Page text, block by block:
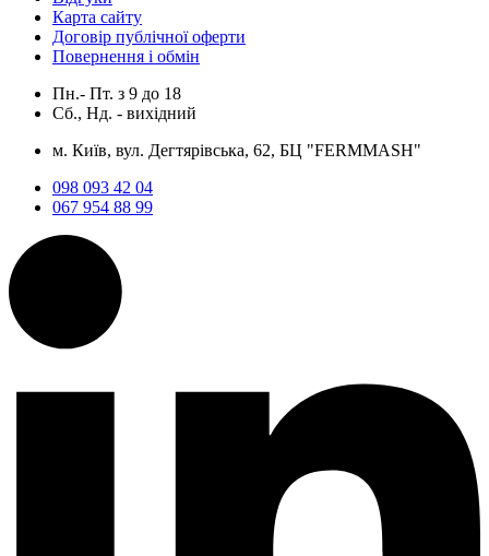
Карта сайту
Договір публічної оферти
Повернення і обмін
Пн.- Пт. з 9 до 18
Сб., Нд. - вихідний
м. Київ, вул. Дегтярівська, 62, БЦ "FERMMASH"
098 093 42 04
067 954 88 99